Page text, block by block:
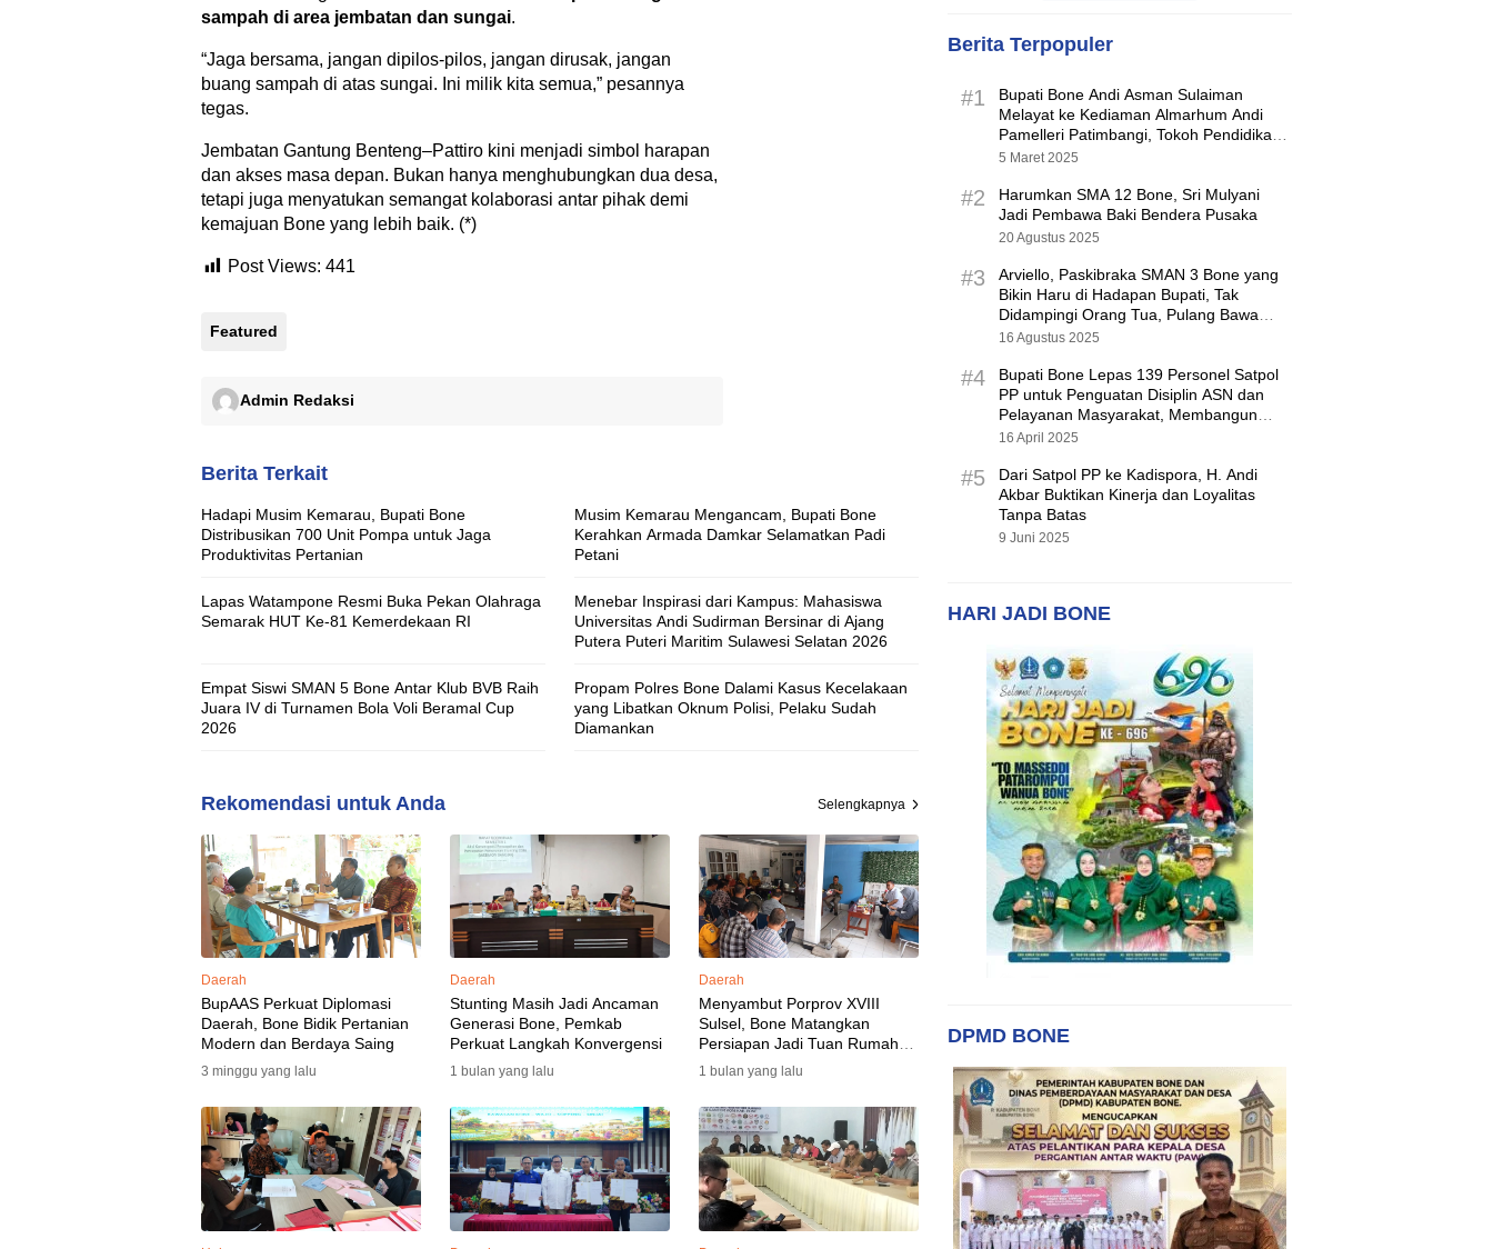
sampah di area jembatan dan sungai.
“Jaga bersama, jangan dipilos-pilos, jangan dirusak, jangan
buang sampah di atas sungai. Ini milik kita semua,” pesannya
tegas.
Jembatan Gantung Benteng–Pattiro kini menjadi simbol harapan
dan akses masa depan. Bukan hanya menghubungkan dua desa,
tetapi juga menyatukan semangat kolaborasi antar pihak demi
kemajuan Bone yang lebih baik. (*)
Post Views: 441
Featured
Admin Redaksi
Berita Terkait
Hadapi Musim Kemarau, Bupati Bone
Distribusikan 700 Unit Pompa untuk Jaga
Produktivitas Pertanian
Musim Kemarau Mengancam, Bupati Bone
Kerahkan Armada Damkar Selamatkan Padi
Petani
Lapas Watampone Resmi Buka Pekan Olahraga
Semarak HUT Ke-81 Kemerdekaan RI
Menebar Inspirasi dari Kampus: Mahasiswa
Universitas Andi Sudirman Bersinar di Ajang
Putera Puteri Maritim Sulawesi Selatan 2026
Empat Siswi SMAN 5 Bone Antar Klub BVB Raih
Juara IV di Turnamen Bola Voli Beramal Cup
2026
Propam Polres Bone Dalami Kasus Kecelakaan
yang Libatkan Oknum Polisi, Pelaku Sudah
Diamankan
Rekomendasi untuk Anda Selengkapnya
Daerah
BupAAS Perkuat Diplomasi
Daerah, Bone Bidik Pertanian
Modern dan Berdaya Saing
3 minggu yang lalu
Daerah
Stunting Masih Jadi Ancaman
Generasi Bone, Pemkab
Perkuat Langkah Konvergensi
1 bulan yang lalu
Daerah
Menyambut Porprov XVIII
Sulsel, Bone Matangkan
Persiapan Jadi Tuan Rumah
yang Berkesan: Wakil Bupati
Perkuat Koordinasi, Dispora
Targetkan Venue dan
Akomodasi Rampung
1 bulan yang lalu
Berita Terpopuler
#1
Bupati Bone Andi Asman Sulaiman
Melayat ke Kediaman Almarhum Andi
Pamelleri Patimbangi, Tokoh Pendidikan
Kabupaten Bone
5 Maret 2025
#2
Harumkan SMA 12 Bone, Sri Mulyani
Jadi Pembawa Baki Bendera Pusaka
20 Agustus 2025
#3
Arviello, Paskibraka SMAN 3 Bone yang
Bikin Haru di Hadapan Bupati, Tak
Didampingi Orang Tua, Pulang Bawa
Hadiah Motor
16 Agustus 2025
#4
Bupati Bone Lepas 139 Personel Satpol
PP untuk Penguatan Disiplin ASN dan
Pelayanan Masyarakat, Membangun
Pemerintahan yang Tertib dan Melayani
16 April 2025
#5
Dari Satpol PP ke Kadispora, H. Andi
Akbar Buktikan Kinerja dan Loyalitas
Tanpa Batas
9 Juni 2025
HARI JADI BONE
DPMD BONE